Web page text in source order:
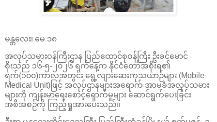
မန္တလေး၊ မေ ၁၈
အလုပ်သမားဝန်ကြီးဌာန ပြည်ထောင်စုဝန်ကြီး ဦးခင်မောင်
စိုးသည် ၁၆-၅-၂၀၂၆ ရက်နေ့က နိုင်ငံတော်အစိုးရ၏
ရက်(၁၀၀)ကာလအတွင်း ရွေ့လျားဆေးကုသယာဉ်များ (Mobile
Medical Unit)ဖြင့် အလုပ်ဌာနများအရောက် အာမခံအလုပ်သမား
များကို ကျန်းမာရေးစောင့်ရှောက်မှုများ ဆောင်ရွက်ပေးခြင်း
အစီအစဉ်ကို ကြည့်ရှုအားပေးသည်။